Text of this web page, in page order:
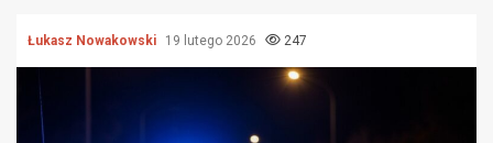
Łukasz Nowakowski 19 lutego 2026 247